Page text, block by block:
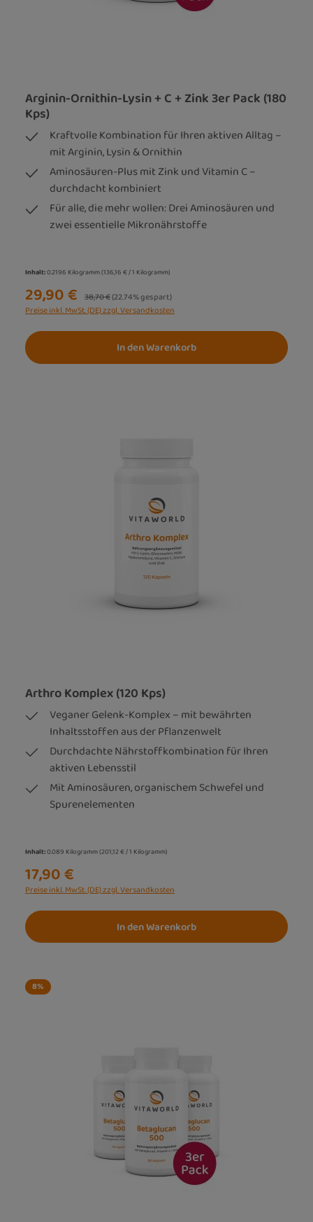
Arginin-Ornithin-Lysin + C + Zink 3er Pack (180
Kps)
Kraftvolle Kombination für Ihren aktiven Alltag –
mit Arginin, Lysin & Ornithin
Aminosäuren-Plus mit Zink und Vitamin C –
durchdacht kombiniert
Für alle, die mehr wollen: Drei Aminosäuren und
zwei essentielle Mikronährstoffe
Inhalt:0.2196 Kilogramm(136,16 € / 1 Kilogramm)
29,90 € Regulärer Preis:
38,70 €(22.74% gespart)
Preise inkl. MwSt. (DE) zzgl. Versandkosten
In den Warenkorb
Arthro Komplex (120 Kps)
Veganer Gelenk-Komplex – mit bewährten
Inhaltsstoffen aus der Pflanzenwelt
Durchdachte Nährstoffkombination für Ihren
aktiven Lebensstil
Mit Aminosäuren, organischem Schwefel und
Spurenelementen
Inhalt:0.089 Kilogramm(201,12 € / 1 Kilogramm)
17,90 €
Preise inkl. MwSt. (DE) zzgl. Versandkosten
In den Warenkorb
8%